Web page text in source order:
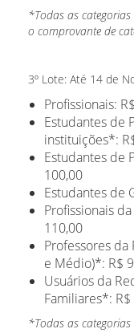
*Todas as
o comprovante de
3º Lote: Até 14 de
Profissionais:
Estudantes de
instituições*:
Estudantes de
100,00
Estudantes de
Profissionais
110,00
Professores da
e Médio)*: R$
Usuários da
Familiares*:
*Todas as